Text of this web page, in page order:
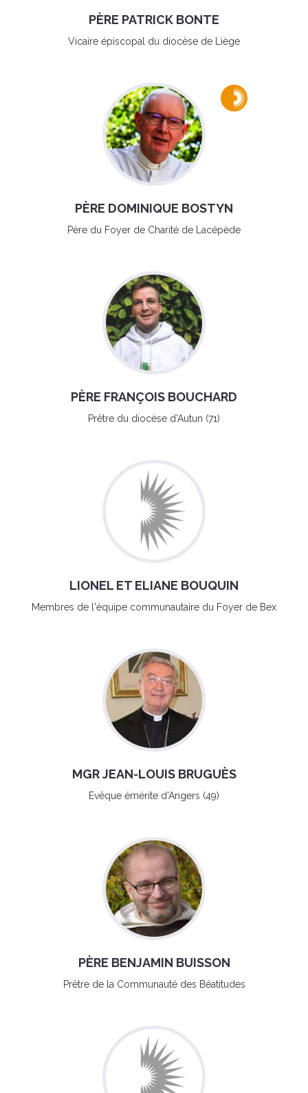
PÈRE PATRICK BONTE
Vicaire épiscopal du diocèse de Liège
PÈRE DOMINIQUE BOSTYN
Père du Foyer de Charité de Lacépède
PÈRE FRANÇOIS BOUCHARD
Prêtre du diocèse d'Autun (71)
LIONEL ET ELIANE BOUQUIN
Membres de l'équipe communautaire du Foyer de Bex
MGR JEAN-LOUIS BRUGUÈS
Evêque émérite d'Angers (49)
PÈRE BENJAMIN BUISSON
Prêtre de la Communauté des Béatitudes